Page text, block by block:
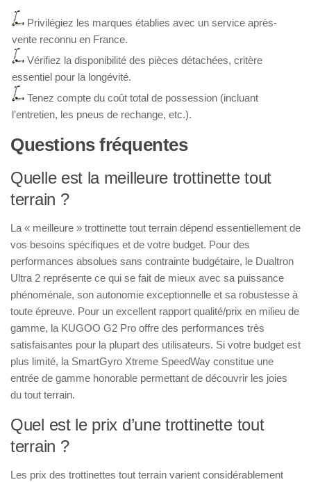
Privilégiez les marques établies avec un service après-
vente reconnu en France.
Vérifiez la disponibilité des pièces détachées, critère
essentiel pour la longévité.
Tenez compte du coût total de possession (incluant
l’entretien, les pneus de rechange, etc.).
Questions fréquentes
Quelle est la meilleure trottinette tout
terrain ?
La « meilleure » trottinette tout terrain dépend essentiellement de
vos besoins spécifiques et de votre budget. Pour des
performances absolues sans contrainte budgétaire, le Dualtron
Ultra 2 représente ce qui se fait de mieux avec sa puissance
phénoménale, son autonomie exceptionnelle et sa robustesse à
toute épreuve. Pour un excellent rapport qualité/prix en milieu de
gamme, la KUGOO G2 Pro offre des performances très
satisfaisantes pour la plupart des utilisateurs. Si votre budget est
plus limité, la SmartGyro Xtreme SpeedWay constitue une
entrée de gamme honorable permettant de découvrir les joies
du tout terrain.
Quel est le prix d’une trottinette tout
terrain ?
Les prix des trottinettes tout terrain varient considérablement